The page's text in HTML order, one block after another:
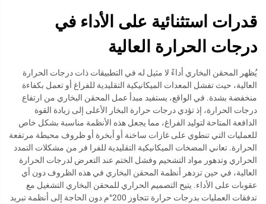
قدرات استثنائية على الأداء في
درجات الحرارة العالية
يُظهر المحقن البخاري أداءً لا مثيل له في التطبيقات ذات درجات الحرارة
العالية، حيث تفشل المعدات الميكانيكية التقليدية للفراغ أو تعمل بكفاءة
منخفضة بشدة. في الواقع، يستفيد مبدأ عمل المحقن البخاري من ارتفاع
درجات الحرارة، إذ تؤدي درجات حرارة البخار الأعلى إلى زيادة القوة
الدافعة المتاحة لتوليد الفراغ، مما يجعل هذه الأنظمة مناسبة بشكل خاص
للعمليات التي تنطوي على غازات ساخنة أو أبخرة أو ظروف محيطة مرتفعة
الحرارة. تعاني المضخات الميكانيكية التقليدية للفرا فر من مشكلات التمدد
الحراري وتدهور مواد التشحيم وفشل الختم عند التعرض لدرجات الحرارة
العالية، في حين تزدهر أنظمة المحقن البخاري في هذه الظروف دون أي
عقوبات على الأداء. يتيح التصميم الحراري للمحقن البخاري التشغيل مع
تدفقات العمليات بدرجات حرارة تتجاوز 200°م دون الحاجة إلى أنظمة تبريد